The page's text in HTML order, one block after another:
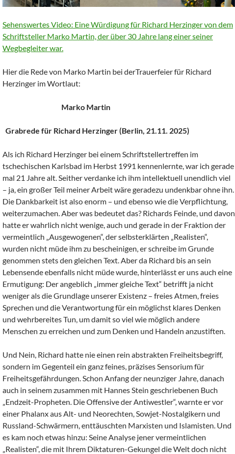
Sehenswertes Video: Eine Würdigung für Richard Herzinger von dem
Schriftsteller Marko Martin, der über 30 Jahre lang einer seiner
Wegbegleiter war.
Hier die Rede von Marko Martin bei derTrauerfeier für Richard
Herzinger im Wortlaut:
Marko Martin
Grabrede für Richard Herzinger (Berlin, 21.11. 2025)
Als ich Richard Herzinger bei einem Schriftstellertreffen im
tschechischen Karlsbad im Herbst 1991 kennenlernte, war ich gerade
mal 21 Jahre alt. Seither verdanke ich ihm intellektuell unendlich viel
– ja, ein großer Teil meiner Arbeit wäre geradezu undenkbar ohne ihn.
Die Dankbarkeit ist also enorm – und ebenso wie die Verpflichtung,
weiterzumachen. Aber was bedeutet das? Richards Feinde, und davon
hatte er wahrlich nicht wenige, auch und gerade in der Fraktion der
vermeintlich „Ausgewogenen“, der selbsterklärten „Realisten“,
wurden nicht müde ihm zu bescheinigen, er schreibe im Grunde
genommen stets den gleichen Text. Aber da Richard bis an sein
Lebensende ebenfalls nicht müde wurde, hinterlässt er uns auch eine
Ermutigung: Der angeblich „immer gleiche Text“ betrifft ja nicht
weniger als die Grundlage unserer Existenz – freies Atmen, freies
Sprechen und die Verantwortung für ein möglichst klares Denken
und wehrbereites Tun, um damit so viel wie möglich andere
Menschen zu erreichen und zum Denken und Handeln anzustiften.
Und Nein, Richard hatte nie einen rein abstrakten Freiheitsbegriff,
sondern im Gegenteil ein ganz feines, präzises Sensorium für
Freiheitsgefährdungen. Schon Anfang der neunziger Jahre, danach
auch in seinem zusammen mit Hannes Stein geschriebenen Buch
„Endzeit-Propheten. Die Offensive der Antiwestler“, warnte er vor
einer Phalanx aus Alt- und Neorechten, Sowjet-Nostalgikern und
Russland-Schwärmern, enttäuschten Marxisten und Islamisten. Und
es kam noch etwas hinzu: Seine Analyse jener vermeintlichen
„Realisten“, die mit Ihrem Diktaturen-Gekungel die Welt doch nicht